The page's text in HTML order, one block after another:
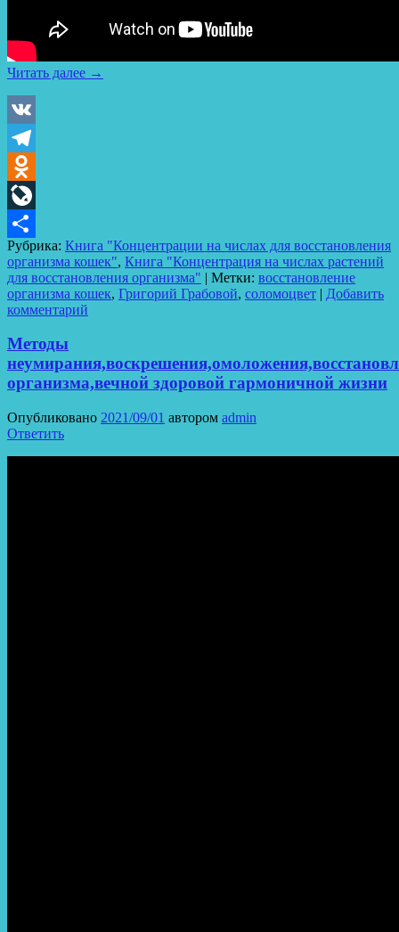
Читать далее →
VK
Telegram
Odnoklassniki
LiveJournal
Отправить
Рубрика: Книга "Концентрации на числах для восстановления
организма кошек", Книга "Концентрация на числах растений
для восстановления организма" | Метки: восстановление
организма кошек, Григорий Грабовой, соломоцвет | Добавить
комментарий
Методы
организма,вечной здоровой гармоничной жизни
Опубликовано 2021/09/01 автором admin
Ответить